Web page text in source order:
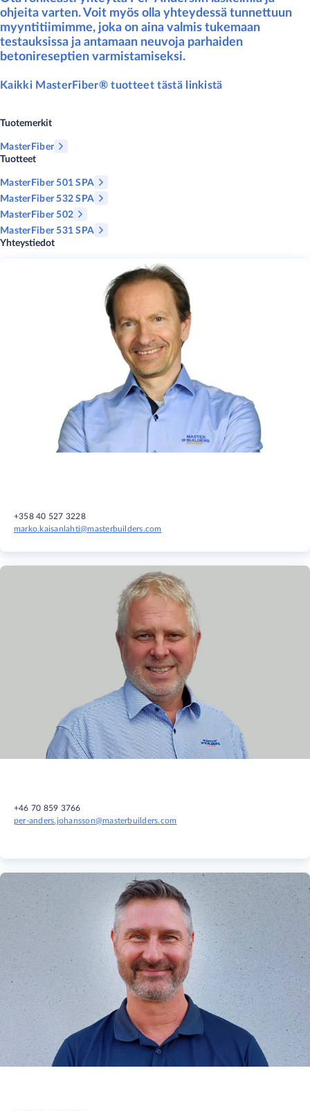
ohjeita varten. Voit myös olla yhteydessä tunnettuun
myyntitiimimme, joka on aina valmis tukemaan
testauksissa ja antamaan neuvoja parhaiden
betonireseptien varmistamiseksi.
Kaikki MasterFiber® tuotteet tästä linkistä
Tuotemerkit
MasterFiber
Tuotteet
MasterFiber 501 SPA
MasterFiber 532 SPA
MasterFiber 502
MasterFiber 531 SPA
Yhteystiedot
+358 40 527 3228
marko.kaisanlahti@masterbuilders.com
+46 70 859 3766
per-anders.johansson@masterbuilders.com